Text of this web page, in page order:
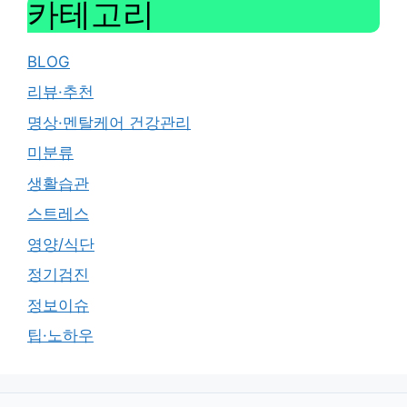
카테고리
BLOG
리뷰·추천
명상·멘탈케어 건강관리
미분류
생활습관
스트레스
영양/식단
정기검진
정보이슈
팁·노하우